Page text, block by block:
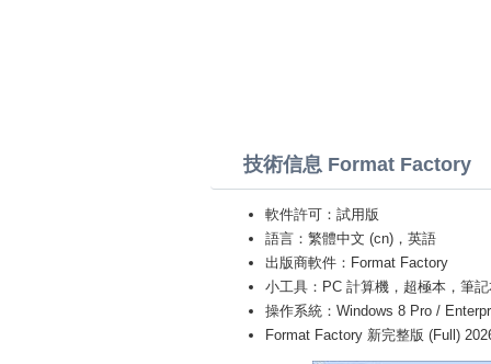
技術信息 Format Factory
軟件許可：試用版
語言：繁體中文 (cn)，英語
出版商軟件：Format Factory
小工具：PC 計算機，超極本，筆
操作系統：Windows 8 Pro /
Format Factory 新完整版 (Full)